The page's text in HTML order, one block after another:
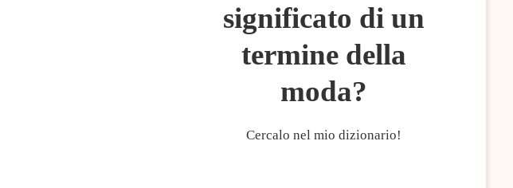
significato di un
termine della
moda?
Cercalo nel mio dizionario!